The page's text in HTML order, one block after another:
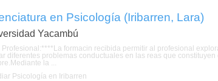
en Psicología (Iribarren, Lara)
Yacambú
Profesional:****La formacin recibida permitir al profesional
diferentes problemas conductuales en las reas que
la ...
Psicología en Iribarren